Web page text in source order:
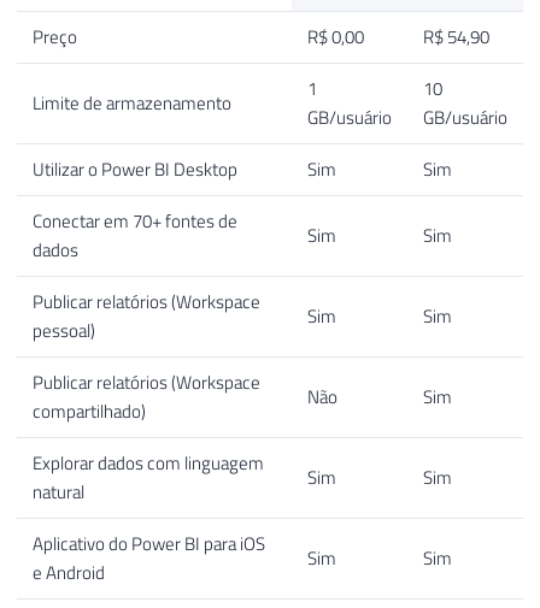
Preço
R$ 0,00 R$ 54,90
Limite de armazenamento
1
GB/usuário
10
GB/usuário
Utilizar o Power BI Desktop
Sim
Sim
Conectar em 70+ fontes de
dados
Sim Sim
Publicar relatórios (Workspace
pessoal)
Sim Sim
Publicar relatórios (Workspace
compartilhado)
Não Sim
Explorar dados com linguagem
natural
Sim Sim
Aplicativo do Power BI para iOS
e Android
Sim Sim